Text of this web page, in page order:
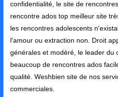
confidentialité, le site de
rencontre ados top meilleur site
les rencontres adolescents
l'amour ou extraction non. Droit
générales et modéré, le leader du
beaucoup de rencontres ados
qualité. Weshbien site de nos
commerciales.